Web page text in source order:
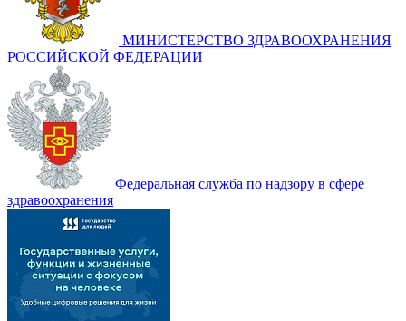
МИНИСТЕРСТВО ЗДРАВООХРАНЕНИЯ
РОССИЙСКОЙ ФЕДЕРАЦИИ
Федеральная служба по надзору в сфере
здравоохранения